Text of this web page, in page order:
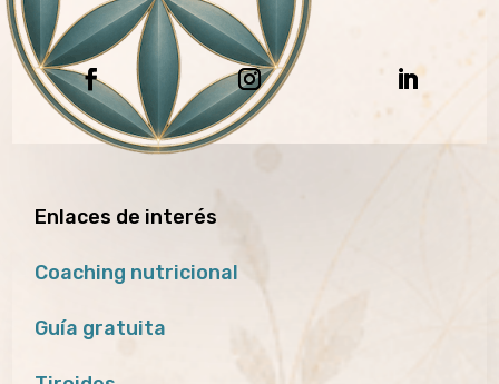
Enlaces de interés
Coaching nutricional
Guía gratuita